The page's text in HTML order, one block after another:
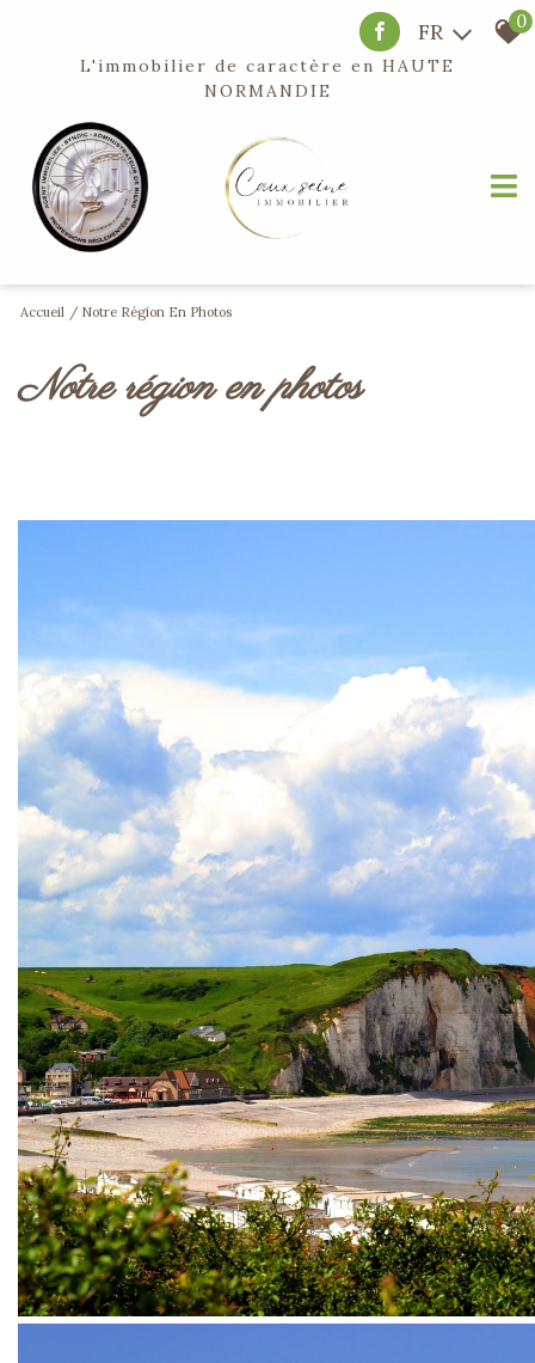
FR 0
L'immobilier de caractère en HAUTE
NORMANDIE
Accueil Notre Région En Photos
notre région en photos